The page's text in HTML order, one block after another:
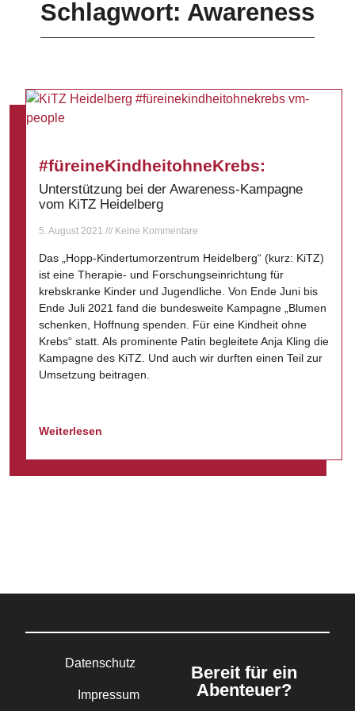
Schlagwort: Awareness
#füreineKindheitohneKrebs:
Unterstützung bei der Awareness-Kampagne
vom KiTZ Heidelberg
5. August 2021 Keine Kommentare
Das „Hopp-Kindertumorzentrum Heidelberg“ (kurz: KiTZ)
ist eine Therapie- und Forschungseinrichtung für
krebskranke Kinder und Jugendliche. Von Ende Juni bis
Ende Juli 2021 fand die bundesweite Kampagne „Blumen
schenken, Hoffnung spenden. Für eine Kindheit ohne
Krebs“ statt. Als prominente Patin begleitete Anja Kling die
Kampagne des KiTZ. Und auch wir durften einen Teil zur
Umsetzung beitragen.
Weiterlesen
Datenschutz
Impressum
Bereit für ein
Abenteuer?